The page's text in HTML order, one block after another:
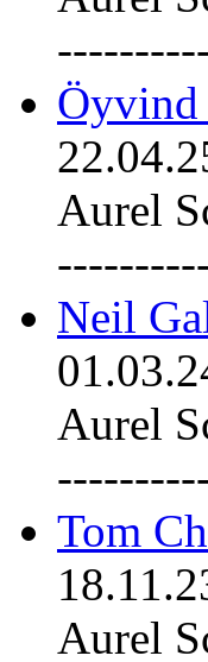
Öyvind
Aurel
Neil
Aurel
Tom
Aurel